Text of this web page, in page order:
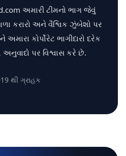
અમારી ટીમનો ભાગ જેવું
કરારો અને વૈશ્વિક ઝુંબેશો પર
કોર્પોરેટ ભાગીદારો દરેક
અનુવાદો પર વિશ્વાસ કરે છે.
થી ગ્રાહક